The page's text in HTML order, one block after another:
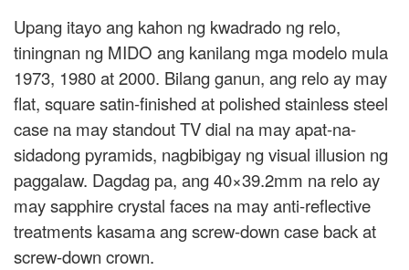
Upang itayo ang kahon ng kwadrado ng relo,
tiningnan ng MIDO ang kanilang mga modelo mula
1973, 1980 at 2000. Bilang ganun, ang relo ay may
flat, square satin-finished at polished stainless steel
case na may standout TV dial na may apat-na-
sidadong pyramids, nagbibigay ng visual illusion ng
paggalaw. Dagdag pa, ang 40×39.2mm na relo ay
may sapphire crystal faces na may anti-reflective
treatments kasama ang screw-down case back at
screw-down crown.